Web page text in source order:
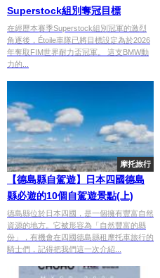
Superstock組別奪冠目標
在經歷本賽季Superstock組別冠軍的激烈
角逐後，Étoile車隊已將目標設定為於2026
年奪取FIM世界耐力盃冠軍。 這支BMW動
力的...
摩托旅行
【德島縣自駕遊】日本四國德島
縣必遊的10個自駕遊景點(上)
德島縣位於日本四國，是一個擁有豐富自然
資源的地方。它被形容為「自然豐富的縣
份」，有機會在四國德島縣租摩托車旅行的
騎士們，記得把我們這一次介紹...